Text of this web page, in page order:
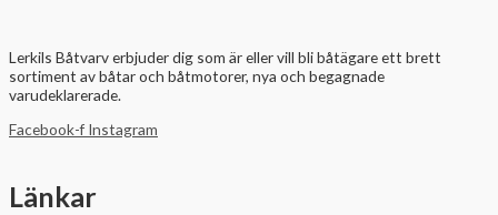
Lerkils Båtvarv erbjuder dig som är eller vill bli båtägare ett brett
sortiment av båtar och båtmotorer, nya och begagnade
varudeklarerade.
Facebook-f Instagram
Länkar